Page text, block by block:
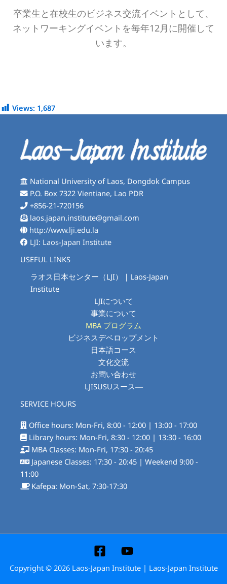
卒業生と在校生のビジネス交流イベントとして、
ネットワーキングイベントを毎年12月に開催して
います。
Views: 1,687
National University of Laos, Dongdok Campus
P.O. Box 7322 Vientiane, Lao PDR
+856-21-720156
laos.japan.institute@gmail.com
http://www.lji.edu.la
LJI: Laos-Japan Institute
USEFUL LINKS
ラオス日本センター（LJI）｜Laos-Japan
Institute
LJIについて
事業について
MBA プログラム
ビジネスデベロップメント
日本語コース
文化交流
お問い合わせ
LJISUSUスース―
SERVICE HOURS
Office hours: Mon-Fri, 8:00 - 12:00 | 13:00 - 17:00
Library hours: Mon-Fri, 8:30 - 12:00 | 13:30 - 16:00
MBA Classes: Mon-Fri, 17:30 - 20:45
Japanese Classes: 17:30 - 20:45 | Weekend 9:00 -
11:00
Kafepa: Mon-Sat, 7:30-17:30
Copyright © 2026 Laos-Japan Institute | Laos-Japan Institute